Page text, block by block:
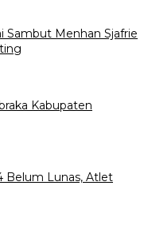
Sambut Menhan Sjafrie
Kabupaten
Belum Lunas, Atlet